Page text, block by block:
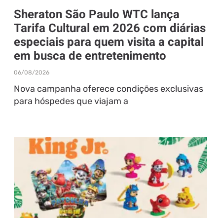
Sheraton São Paulo WTC lança
Tarifa Cultural em 2026 com diárias
especiais para quem visita a capital
em busca de entretenimento
06/08/2026
Nova campanha oferece condições exclusivas
para hóspedes que viajam a